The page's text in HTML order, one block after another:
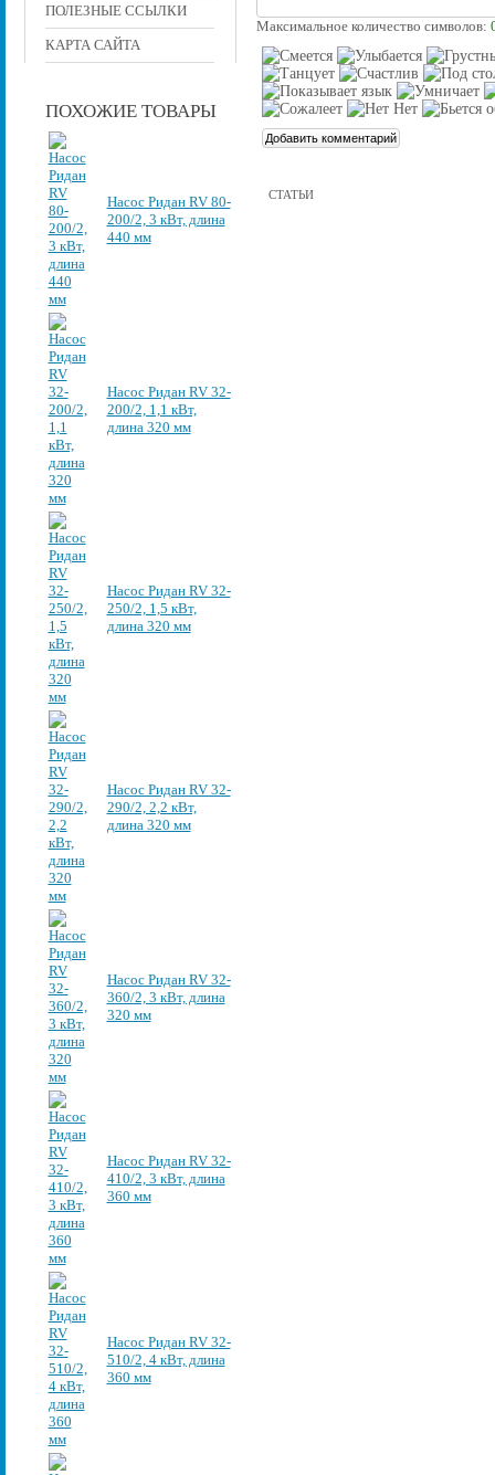
ПОЛЕЗНЫЕ ССЫЛКИ
КАРТА САЙТА
ПОХОЖИЕ ТОВАРЫ
Насос Ридан RV 80-
200/2, 3 кВт, длина
440 мм
Насос Ридан RV 32-
200/2, 1,1 кВт,
длина 320 мм
Насос Ридан RV 32-
250/2, 1,5 кВт,
длина 320 мм
Насос Ридан RV 32-
290/2, 2,2 кВт,
длина 320 мм
Насос Ридан RV 32-
360/2, 3 кВт, длина
320 мм
Насос Ридан RV 32-
410/2, 3 кВт, длина
360 мм
Насос Ридан RV 32-
510/2, 4 кВт, длина
360 мм
Максимальное количество символов:
СТАТЬИ